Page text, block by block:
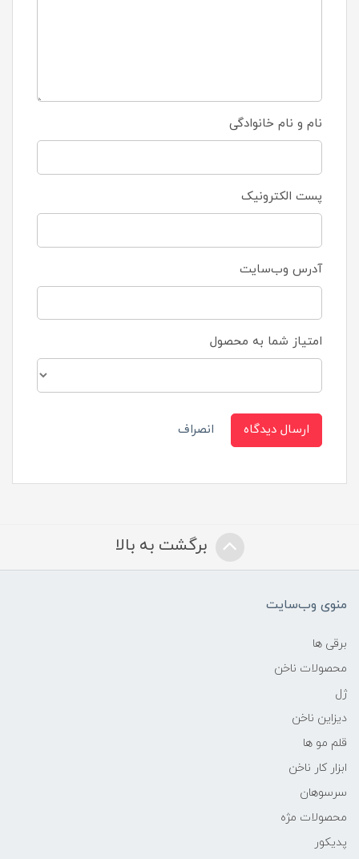
نام و نام خانوادگی
پست الکترونیک
آدرس وب‌سایت
امتیاز شما به محصول
ارسال دیدگاه انصراف
برگشت به بالا
منوی وب‌سایت
برقی ها
محصولات ناخن
ژل
دیزاین ناخن
قلم مو ها
ابزار کار ناخن
سرسوهان
محصولات مژه
پدیکور